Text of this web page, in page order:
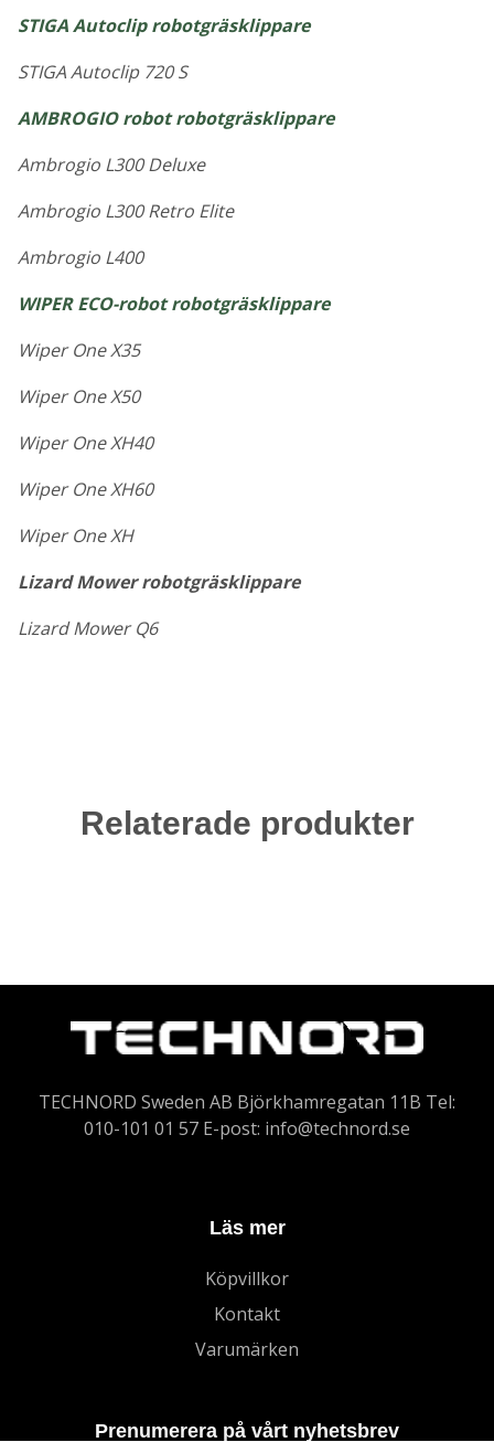
STIGA Autoclip robotgräsklippare
STIGA Autoclip 720 S
AMBROGIO robot robotgräsklippare
Ambrogio L300 Deluxe
Ambrogio L300 Retro Elite
Ambrogio L400
WIPER ECO-robot robotgräsklippare
Wiper One X35
Wiper One X50
Wiper One XH40
Wiper One XH60
Wiper One XH
Lizard Mower robotgräsklippare
Lizard Mower Q6
Relaterade produkter
TECHNORD Sweden AB Björkhamregatan 11B Tel:
010-101 01 57 E-post: info@technord.se
Läs mer
Köpvillkor
Kontakt
Varumärken
Prenumerera på vårt nyhetsbrev